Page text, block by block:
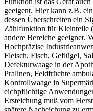
geeigent. Hier kann z.B.
dessen Überschreiten ein
Zählfunktion für Kleinteile
andere Bereiche geeignet.
Hochpräzise
Fleisch, Fisch, Geflügel,
Defekturwaage in der
Pralinen, Feldfrüchte
Kontrollwaage in
eichpflichtige
Ersteichung muß vom